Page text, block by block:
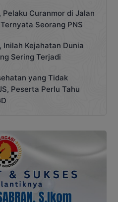
Pelaku Curanmor di Jalan
Seorang PNS
Inilah Kejahatan Dunia
Sering Terjadi
yang Tidak
Peserta Perlu Tahu